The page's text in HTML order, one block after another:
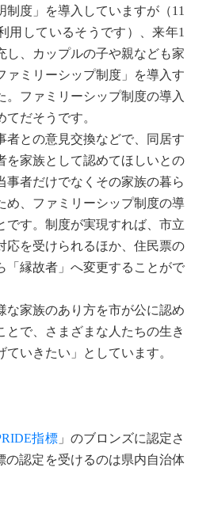
制度」を導入していますが（11
用しているそうです）、来年1
し、カップルの子や親なども家
ァミリーシップ制度」を導入す
。ファミリーシップ制度の導入
だそうです。
との意見交換などで、同居す
を家族として認めてほしいとの
事者だけでなくその家族の暮ら
め、ファミリーシップ制度の導
です。制度が実現すれば、市立
応を受けられるほか、住民票の
「縁故者」へ変更することがで
家族のあり方を市が公に認め
とで、さまざまな人たちの生き
いきたい」としています。
指標」のブロンズに認定さ
の認定を受けるのは県内自治体